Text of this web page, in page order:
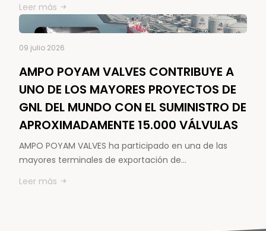
Leer más
09 julio 2026
AMPO POYAM VALVES CONTRIBUYE A
UNO DE LOS MAYORES PROYECTOS DE
GNL DEL MUNDO CON EL SUMINISTRO DE
APROXIMADAMENTE 15.000 VÁLVULAS
AMPO POYAM VALVES ha participado en una de las
mayores terminales de exportación de…
Leer más